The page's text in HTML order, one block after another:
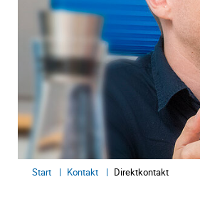
Start Kontakt Direktkontakt